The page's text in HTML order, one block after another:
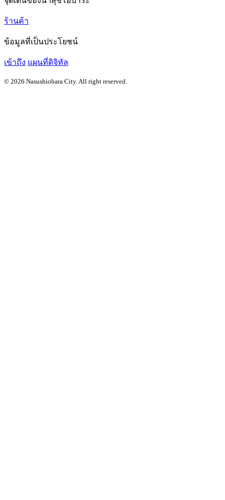
ร้านค้า
ข้อมูลที่เป็นประโยชน์
เข้าถึง แผนที่ดิจิทัล
© 2026 Nasushiobara City. All right reserved.